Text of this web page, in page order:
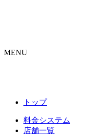
MENU
トップ
料金システム
店舗一覧